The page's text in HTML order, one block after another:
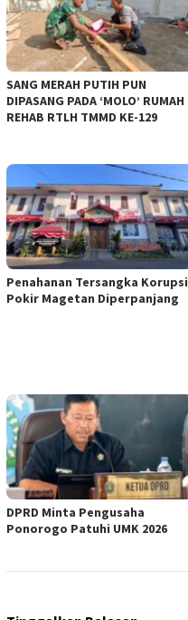
SANG MERAH PUTIH PUN
DIPASANG PADA ‘MOLO’ RUMAH
REHAB RTLH TMMD KE-129
Penahanan Tersangka Korupsi
Pokir Magetan Diperpanjang
DPRD Minta Pengusaha
Ponorogo Patuhi UMK 2026